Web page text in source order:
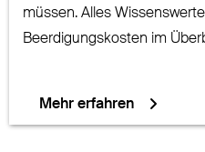
müssen. Alles
Beerdigungskosten im
Mehr erfahren